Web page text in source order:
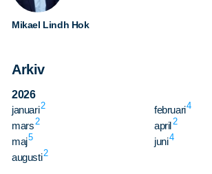
Mikael Lindh Hok
Arkiv
2026
januari2 februari4
mars2 april2
maj5 juni4
augusti2